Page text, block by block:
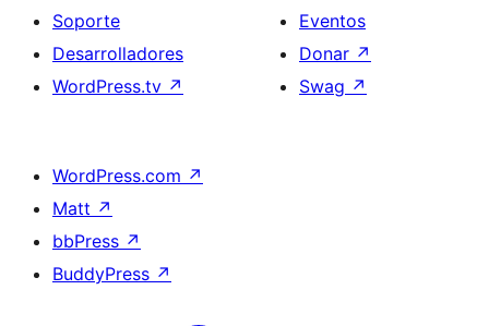
Soporte
Desarrolladores
WordPress.tv ↗
Eventos
Donar ↗
Swag ↗
WordPress.com ↗
Matt ↗
bbPress ↗
BuddyPress ↗